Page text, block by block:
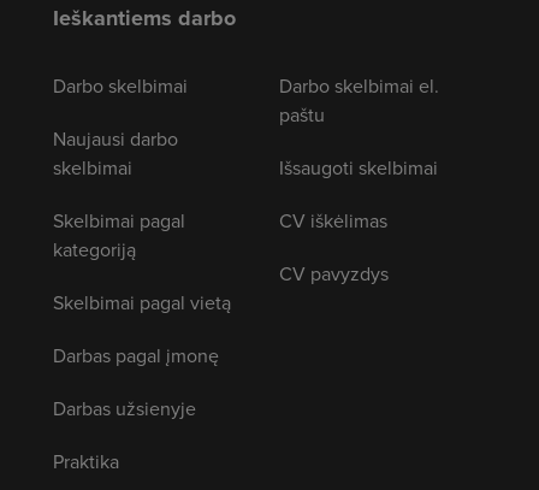
Ieškantiems darbo
Darbo skelbimai
Naujausi darbo
skelbimai
Skelbimai pagal
kategoriją
Skelbimai pagal vietą
Darbas pagal įmonę
Darbas užsienyje
Praktika
Darbo skelbimai el.
paštu
Išsaugoti skelbimai
CV iškėlimas
CV pavyzdys